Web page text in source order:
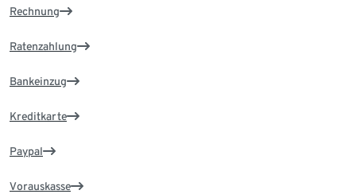
Rechnung
Ratenzahlung
Bankeinzug
Kreditkarte
Paypal
Vorauskasse